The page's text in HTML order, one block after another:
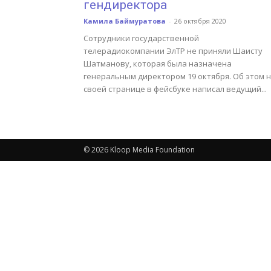
гендиректора
Камила Баймуратова - 26 октября 2020
Сотрудники государственной
телерадиокомпании ЭлТР не приняли Шаисту
Шатманову, которая была назначена
генеральным директором 19 октября. Об этом
своей странице в фейсбуке написал ведущий...
© 2026 Kloop Media Foundation